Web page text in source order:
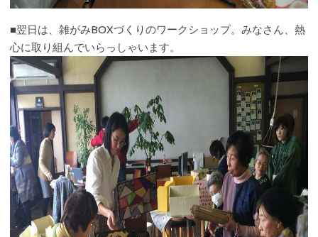
■翌日は、雑がみBOXづくりのワークショップ。みなさん、熱
心に取り組んでいらっしゃいます。